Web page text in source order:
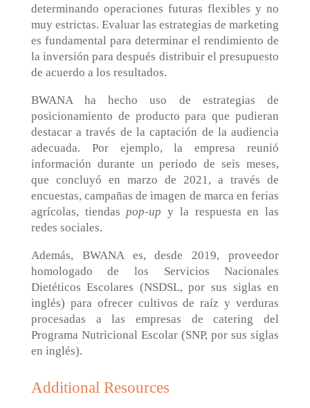
determinando operaciones futuras flexibles y no
muy estrictas. Evaluar las estrategias de marketing
es fundamental para determinar el rendimiento de
la inversión para después distribuir el presupuesto
de acuerdo a los resultados.
BWANA ha hecho uso de estrategias de
posicionamiento de producto para que pudieran
destacar a través de la captación de la audiencia
adecuada. Por ejemplo, la empresa reunió
información durante un periodo de seis meses,
que concluyó en marzo de 2021, a través de
encuestas, campañas de imagen de marca en ferias
agrícolas, tiendas pop-up y la respuesta en las
redes sociales.
Además, BWANA es, desde 2019, proveedor
homologado de los Servicios Nacionales
Dietéticos Escolares (NSDSL, por sus siglas en
inglés) para ofrecer cultivos de raíz y verduras
procesadas a las empresas de catering del
Programa Nutricional Escolar (SNP, por sus siglas
en inglés).
Additional Resources